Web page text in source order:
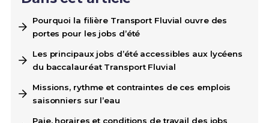
Pourquoi la filière Transport Fluvial ouvre des
portes pour les jobs d’été
Les principaux jobs d’été accessibles aux lycéens
du baccalauréat Transport Fluvial
Missions, rythme et contraintes de ces emplois
saisonniers sur l’eau
Paie, horaires et conditions de travail des jobs